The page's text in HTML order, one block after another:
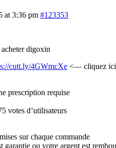
at 3:36 pm #123353
digoxin
cutt.ly/4GWmcXe <— cliquez ici
prescription requise
votes d’utilisateurs
sur chaque commande
garantie ou votre argent est